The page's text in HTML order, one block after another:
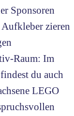
Sponsoren
zieren
Raum: Im
du auch
LEGO